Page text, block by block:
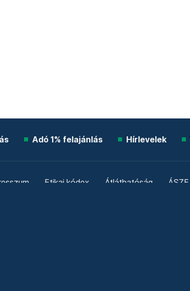
Adó 1% felajánlás Hírlevelek
Etikai kódex Átláthatóság ÁSZF